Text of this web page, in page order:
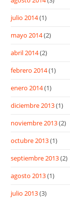
julio 2014(1)
mayo 2014(2)
abril 2014(2)
febrero 2014(1)
enero 2014(1)
diciembre 2013(1)
noviembre 2013(2)
octubre 2013(1)
septiembre 2013(2)
agosto 2013(1)
julio 2013(3)